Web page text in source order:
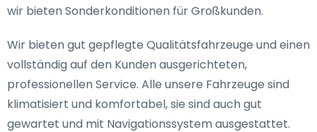
wir bieten Sonderkonditionen für Großkunden.
Wir bieten gut gepflegte Qualitätsfahrzeuge und einen
vollständig auf den Kunden ausgerichteten,
professionellen Service. Alle unsere Fahrzeuge sind
klimatisiert und komfortabel, sie sind auch gut
gewartet und mit Navigationssystem ausgestattet.